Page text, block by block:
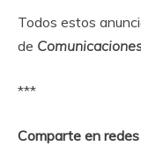
Todos estos
de
***
Comparte en redes